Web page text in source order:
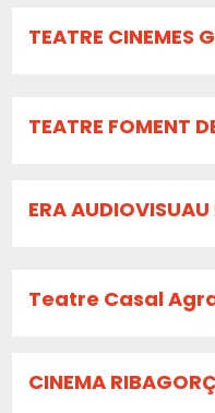
TEATRE CINEMES
TEATRE FOMENT
ERA AUDIOVISUAU
Teatre Casal
CINEMA